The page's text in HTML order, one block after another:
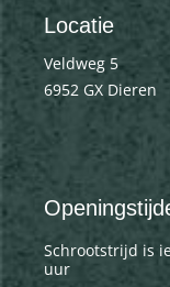
Locatie
Veldweg 5
6952 GX Dieren
Schrootstrijd is
uur